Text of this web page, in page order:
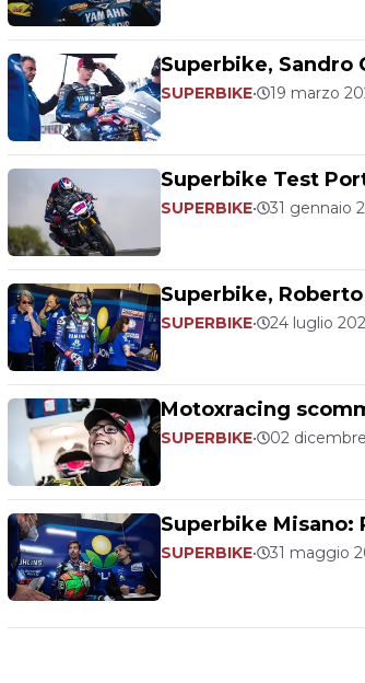
Superbike, Sandro
SUPERBIKE• 19 marzo
Superbike Test
SUPERBIKE• 31 gennaio
Superbike,
SUPERBIKE• 24 luglio
Motoxracing
SUPERBIKE• 02
Superbike
SUPERBIKE• 31 maggio